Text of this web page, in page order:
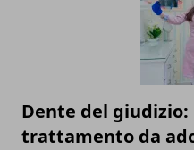
Dente del
trattamento da